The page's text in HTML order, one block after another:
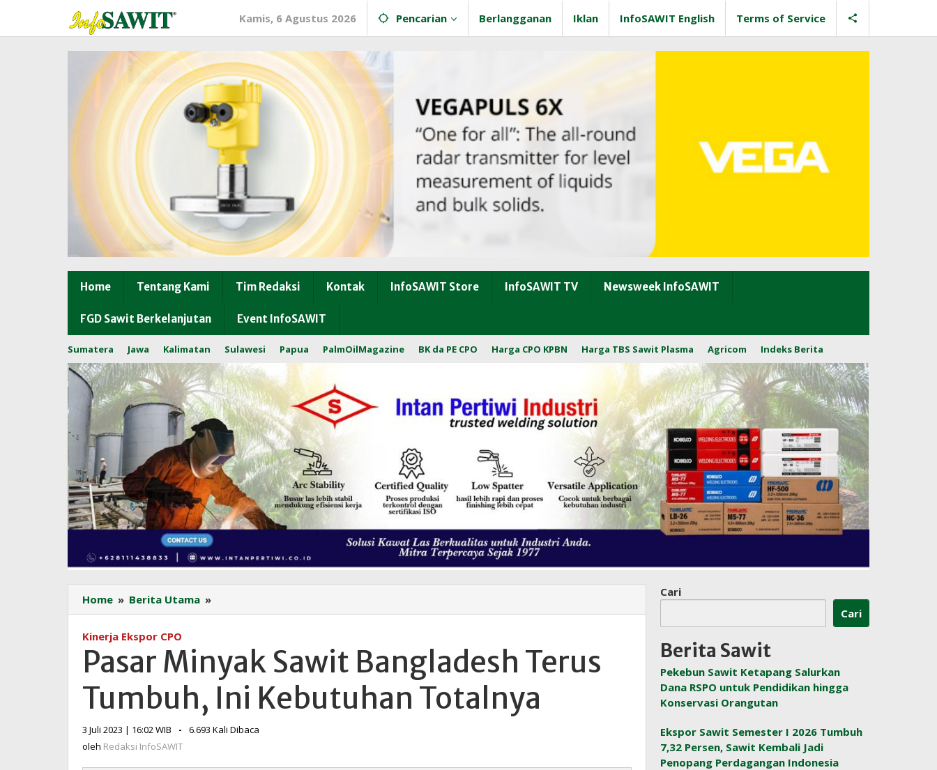
konten
Kamis, 6 Agustus 2026 Pencarian Berlangganan Iklan InfoSAWIT English Terms of Service
Home Tentang Kami Tim Redaksi Kontak InfoSAWIT Store InfoSAWIT TV Newsweek InfoSAWIT
FGD Sawit Berkelanjutan Event InfoSAWIT
Sumatera Jawa Kalimatan Sulawesi Papua PalmOilMagazine BK da PE CPO Harga CPO KPBN Harga TBS Sawit Plasma Agricom Indeks Berita
Home » Berita Utama »
Minyak
Terus
Tumbuh,
Ini
Kebutuhan
Kinerja Ekspor CPO
Pasar Minyak Sawit Bangladesh Terus
Tumbuh, Ini Kebutuhan Totalnya
3 Juli 2023 | 16:02 WIB
oleh
Redaksi
-
6.693 Kali Dibaca
oleh Redaksi InfoSAWIT
Cari
Cari
Berita Sawit
Pekebun Sawit Ketapang Salurkan
Dana RSPO untuk Pendidikan hingga
Konservasi Orangutan
Ekspor Sawit Semester I 2026 Tumbuh
7,32 Persen, Sawit Kembali Jadi
Penopang Perdagangan Indonesia